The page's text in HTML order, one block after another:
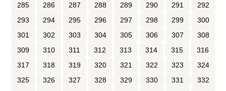
285
286 287 288 289 290 291
292
293
294 295 296 297 298 299
300
301
302 303 304 305 306 307
308
309
310 311 312 313 314 315
316
317
318 319 320 321 322 323
324
325
326 327 328 329 330 331
332